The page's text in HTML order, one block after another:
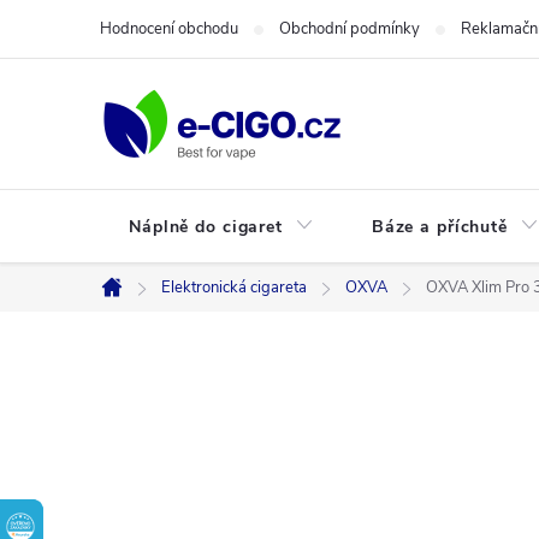
Hodnocení obchodu Obchodní podmínky
Náplně do cigaret Báze a příchutě
Domů
Elektronická cigareta OXVA OXVA Xlim Pro